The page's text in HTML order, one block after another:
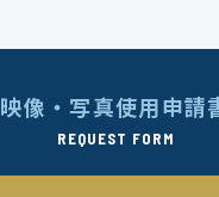
映像・写真使用申請
REQUEST FORM